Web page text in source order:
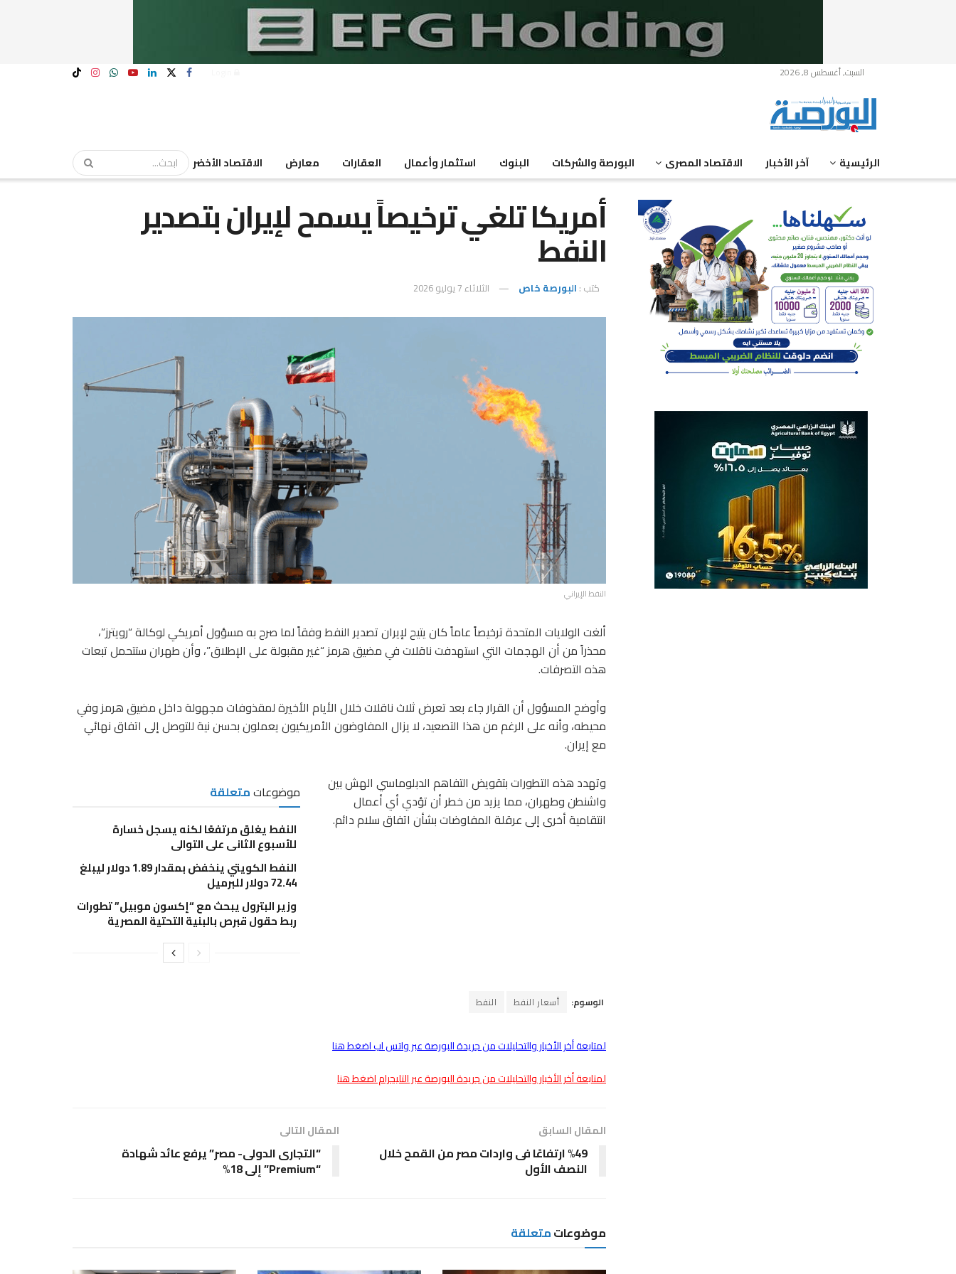
السبت, أغسطس 8, 2026
الرئيسية آخر الأخبار الاقتصاد المصرى البورصة والشركات البنوك استثمار وأعمال العقارات معارض الاقتصاد الأخضر
أمريكا تلغي ترخيصاً يسمح لإيران بتصدير
النفط
كتب : البورصة خاص الثلاثاء 7 يوليو 2026
النفط الإيراني
ألغت الولايات المتحدة ترخيصاً عاماً كان يتيح لإيران تصدير النفط وفقاً لما صرح به مسؤول أمريكي لوكالة “رويترز”،
محذراً من أن الهجمات التي استهدفت ناقلات في مضيق هرمز “غير مقبولة على الإطلاق”، وأن طهران ستتحمل تبعات
هذه التصرفات.
وأوضح المسؤول أن القرار جاء بعد تعرض ثلاث ناقلات خلال الأيام الأخيرة لمقذوفات مجهولة داخل مضيق هرمز وفي
محيطه، وأنه على الرغم من هذا التصعيد، لا يزال المفاوضون الأمريكيون يعملون بحسن نية للتوصل إلى اتفاق نهائي
مع إيران.
موضوعاتمتعلقة
النفط يغلق مرتفعًا لكنه يسجل خسارة
للأسبوع الثانى على التوالى
النفط الكويتي ينخفض بمقدار 1.89 دولار ليبلغ
72.44 دولار للبرميل
وزير البترول يبحث مع “إكسون موبيل” تطورات
ربط حقول قبرص بالبنية التحتية المصرية
وتهدد هذه التطورات بتقويض التفاهم الدبلوماسي الهش بين
واشنطن وطهران، مما يزيد من خطر أن تؤدي أي أعمال
انتقامية أخرى إلى عرقلة المفاوضات بشأن اتفاق سلام دائم.
الوسوم: أسعار النفط النفط
لمتابعة أخر الأخبار والتحليلات من جريدة البورصة عبر واتس اب اضغط هنا
لمتابعة أخر الأخبار والتحليلات من جريدة البورصة عبر التليجرام اضغط هنا
المقال السابق
%49 ارتفاعًا فى واردات مصر من القمح خلال
النصف الأول
المقال التالى
“التجارى الدولى- مصر” يرفع عائد شهادة
“Premium” إلى 18%
موضوعاتمتعلقة